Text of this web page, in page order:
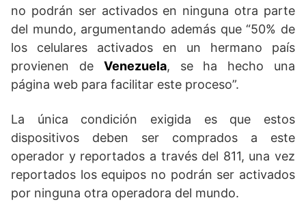
no podrán ser activados en ninguna otra parte
del mundo, argumentando además que “50% de
los celulares activados en un hermano país
provienen de Venezuela, se ha hecho una
página web para facilitar este proceso”.
La única condición exigida es que estos
dispositivos deben ser comprados a este
operador y reportados a través del 811, una vez
reportados los equipos no podrán ser activados
por ninguna otra operadora del mundo.